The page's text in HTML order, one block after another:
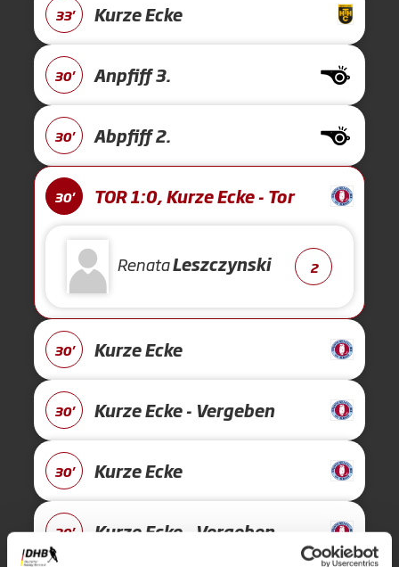
33' Kurze Ecke
30' Anpfiff 3.
30' Abpfiff 2.
30' TOR 1:0, Kurze Ecke - Tor
RenataLeszczynski 2
30' Kurze Ecke
30' Kurze Ecke - Vergeben
30' Kurze Ecke
30' Kurze Ecke - Vergeben